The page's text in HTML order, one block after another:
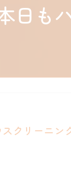
日も
クリーニン